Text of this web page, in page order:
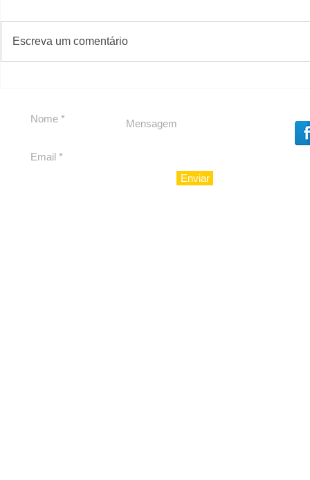
reforçam apoio a
Cláudio Mitidieri
Escreva um comentário
#Sugestões
Enviar